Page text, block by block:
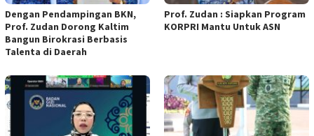
Dengan Pendampingan BKN,
Prof. Zudan Dorong Kaltim
Bangun Birokrasi Berbasis
Talenta di Daerah
Prof. Zudan : Siapkan Program
KORPRI Mantu Untuk ASN